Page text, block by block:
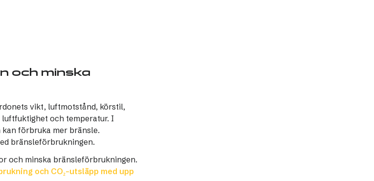
och minska
vikt, luftmotstånd, körstil,
och temperatur. I
förbruka mer bränsle.
bränsleförbrukningen.
och minska bränsleförbrukningen.
och CO₂-utsläpp med upp